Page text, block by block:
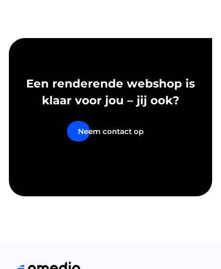
Een renderende webshop is
klaar voor jou – jij ook?
Neem contact op